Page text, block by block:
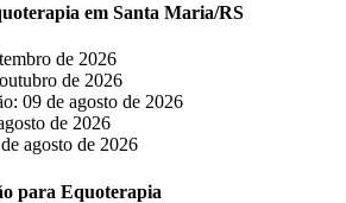
em Santa Maria/RS
de 2026
outubro de 2026
09 de agosto de 2026
de 2026
de agosto de 2026
para Equoterapia